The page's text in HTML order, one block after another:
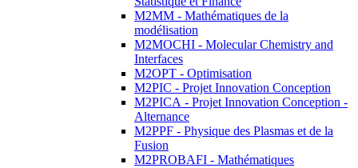
M2MM - Mathématiques de la
modélisation
M2MOCHI - Molecular Chemistry and
Interfaces
M2OPT - Optimisation
M2PIC - Projet Innovation Conception
M2PICA - Projet Innovation Conception -
Alternance
M2PPF - Physique des Plasmas et de la
Fusion
M2PROBAFI - Mathématiques